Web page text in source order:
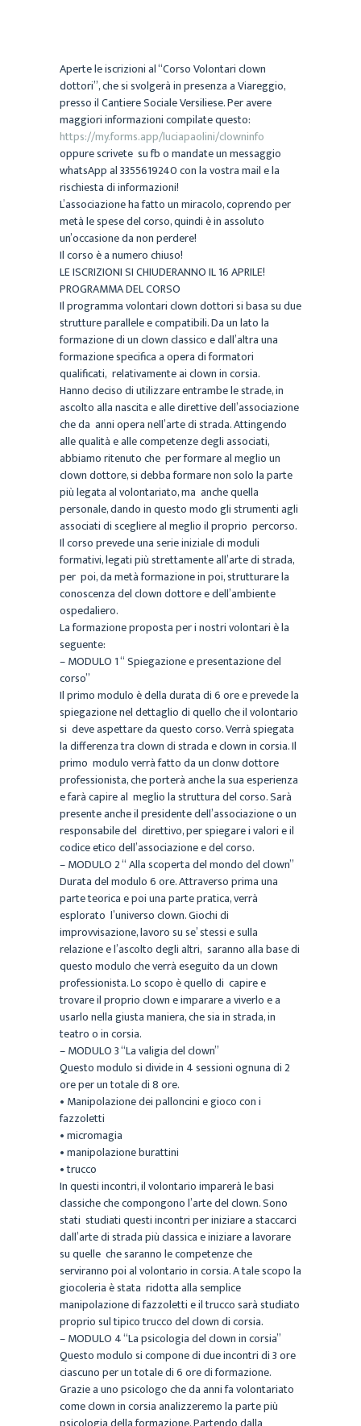
Aperte le iscrizioni al “Corso Volontari clown
dottori”, che si svolgerà in presenza a Viareggio,
presso il Cantiere Sociale Versiliese. Per avere
maggiori informazioni compilate questo:
https://my.forms.app/luciapaolini/clowninfo
oppure scrivete su fb o mandate un messaggio
whatsApp al 3355619240 con la vostra mail e la
rischiesta di informazioni!
L’associazione ha fatto un miracolo, coprendo per
metà le spese del corso, quindi è in assoluto
un’occasione da non perdere!
Il corso è a numero chiuso!
LE ISCRIZIONI SI CHIUDERANNO IL 16 APRILE!
PROGRAMMA DEL CORSO
Il programma volontari clown dottori si basa su due
strutture parallele e compatibili. Da un lato la
formazione di un clown classico e dall’altra una
formazione specifica a opera di formatori
qualificati, relativamente ai clown in corsia.
Hanno deciso di utilizzare entrambe le strade, in
ascolto alla nascita e alle direttive dell’associazione
che da anni opera nell’arte di strada. Attingendo
alle qualità e alle competenze degli associati,
abbiamo ritenuto che per formare al meglio un
clown dottore, si debba formare non solo la parte
più legata al volontariato, ma anche quella
personale, dando in questo modo gli strumenti agli
associati di scegliere al meglio il proprio percorso.
Il corso prevede una serie iniziale di moduli
formativi, legati più strettamente all’arte di strada,
per poi, da metà formazione in poi, strutturare la
conoscenza del clown dottore e dell’ambiente
ospedaliero.
La formazione proposta per i nostri volontari è la
seguente:
– MODULO 1 “ Spiegazione e presentazione del
corso”
Il primo modulo è della durata di 6 ore e prevede la
spiegazione nel dettaglio di quello che il volontario
si deve aspettare da questo corso. Verrà spiegata
la differenza tra clown di strada e clown in corsia. Il
primo modulo verrà fatto da un clonw dottore
professionista, che porterà anche la sua esperienza
e farà capire al meglio la struttura del corso. Sarà
presente anche il presidente dell’associazione o un
responsabile del direttivo, per spiegare i valori e il
codice etico dell’associazione e del corso.
– MODULO 2 “ Alla scoperta del mondo del clown”
Durata del modulo 6 ore. Attraverso prima una
parte teorica e poi una parte pratica, verrà
esplorato l’universo clown. Giochi di
improvvisazione, lavoro su se’ stessi e sulla
relazione e l’ascolto degli altri, saranno alla base di
questo modulo che verrà eseguito da un clown
professionista. Lo scopo è quello di capire e
trovare il proprio clown e imparare a viverlo e a
usarlo nella giusta maniera, che sia in strada, in
teatro o in corsia.
– MODULO 3 “La valigia del clown”
Questo modulo si divide in 4 sessioni ognuna di 2
ore per un totale di 8 ore.
• Manipolazione dei palloncini e gioco con i
fazzoletti
• micromagia
• manipolazione burattini
• trucco
In questi incontri, il volontario imparerà le basi
classiche che compongono l’arte del clown. Sono
stati studiati questi incontri per iniziare a staccarci
dall’arte di strada più classica e iniziare a lavorare
su quelle che saranno le competenze che
serviranno poi al volontario in corsia. A tale scopo la
giocoleria è stata ridotta alla semplice
manipolazione di fazzoletti e il trucco sarà studiato
proprio sul tipico trucco del clown di corsia.
– MODULO 4 “La psicologia del clown in corsia”
Questo modulo si compone di due incontri di 3 ore
ciascuno per un totale di 6 ore di formazione.
Grazie a uno psicologo che da anni fa volontariato
come clown in corsia analizzeremo la parte più